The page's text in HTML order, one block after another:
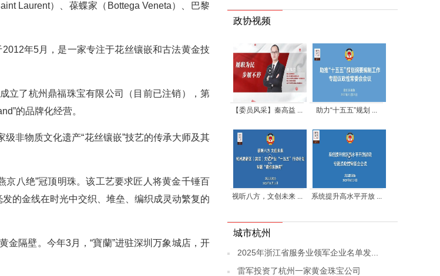
Laurent）、葆蝶家（Bottega Veneta）、巴黎
年5月，是一家专注于花丝镶嵌和古法黄金技
立了杭州鼎福珠宝有限公司（目前已注销），第
的品牌化经营。
级非物质文化遗产“花丝镶嵌”技艺的传承大师及其
京八绝”冠顶明珠。该工艺要求匠人将黄金千锤百
的金线在时光中交织、堆垒、编织成灵动繁复的
金隔壁。今年3月，“寶蘭”进驻深圳万象城店，开
政协视频
【委员风采】秦高益 ... 助力“十五五”规划 ...
视听八方，文创未来 ... 系统提升高水平开放 ...
城市杭州
2025年浙江省服务业领军企业名单发...
雷军投资了杭州一家黄金珠宝公司